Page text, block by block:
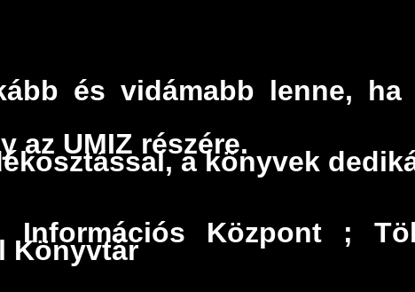
és vidámabb lenne, ha
az UMIZ részére.
a könyvek
Információs Központ ;
Könyvtár